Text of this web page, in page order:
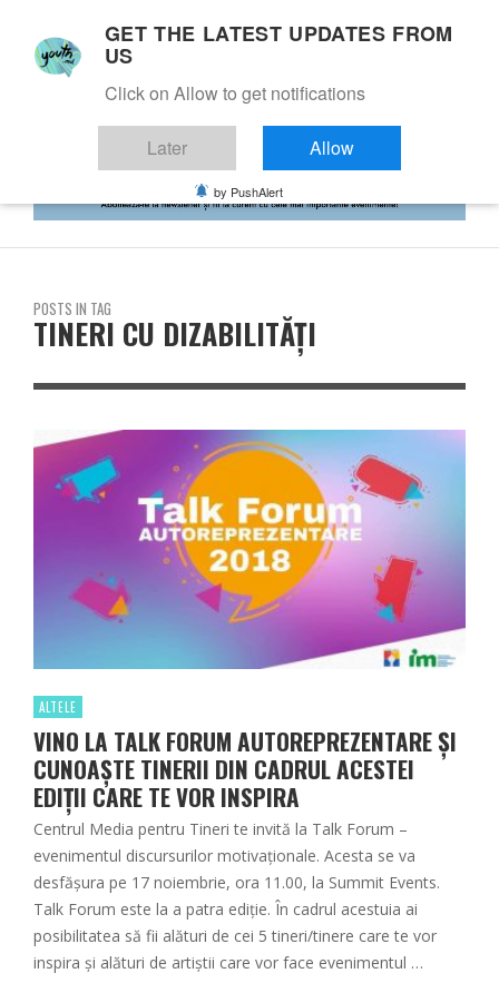
POSTS IN TAG
TINERI CU DIZABILITĂȚI
ALTELE
VINO LA TALK FORUM AUTOREPREZENTARE ȘI
CUNOAȘTE TINERII DIN CADRUL ACESTEI
EDIȚII CARE TE VOR INSPIRA
Centrul Media pentru Tineri te invită la Talk Forum –
evenimentul discursurilor motivaționale. Acesta se va
desfășura pe 17 noiembrie, ora 11.00, la Summit Events.
Talk Forum este la a patra ediție. În cadrul acestuia ai
posibilitatea să fii alături de cei 5 tineri/tinere care te vor
inspira și alături de artiștii care vor face evenimentul …
GET THE LATEST UPDATES FROM
US
Click on Allow to get notifications
Later Allow
by PushAlert